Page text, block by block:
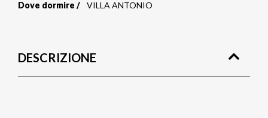
pane
Dove dormire VILLA ANTONIO
DESCRIZIONE